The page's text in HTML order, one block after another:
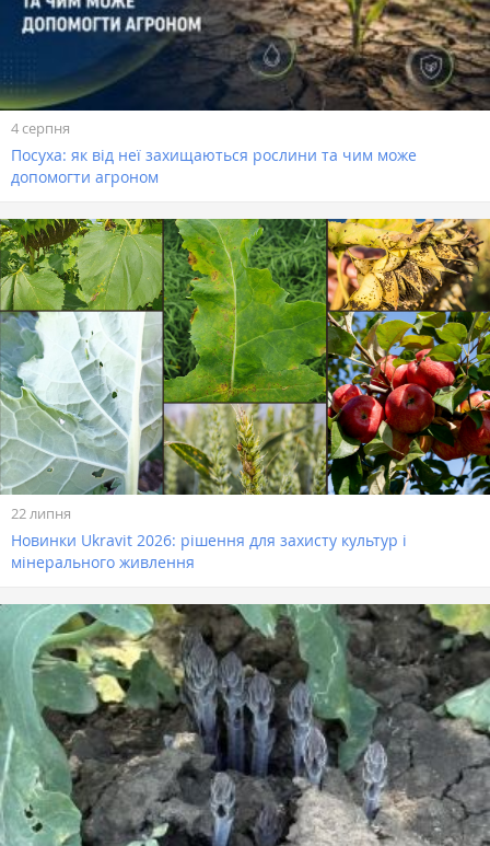
4 серпня
Посуха: як від неї захищаються рослини та чим може
допомогти агроном
22 липня
Новинки Ukravit 2026: рішення для захисту культур і
мінерального живлення